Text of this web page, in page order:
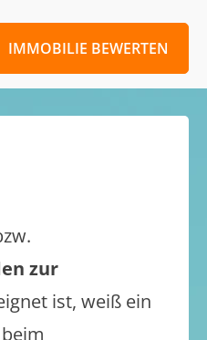
IMMOBILIE BEWERTEN
zur
ist, weiß ein